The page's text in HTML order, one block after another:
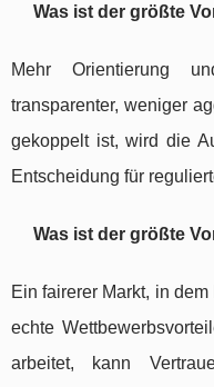
Was ist der größte
Mehr Orientierung
transparenter, weniger
gekoppelt ist, wird die
Entscheidung für
Was ist der größte
Ein fairerer Markt, in
echte
arbeitet, kann